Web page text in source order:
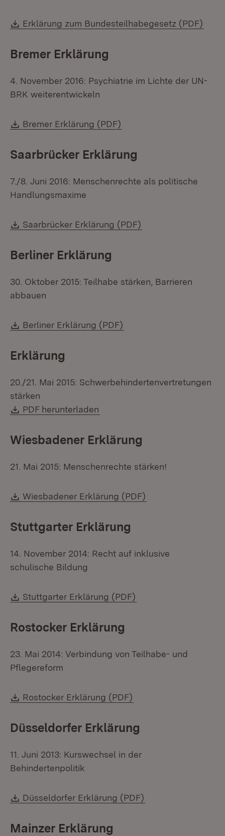
Download:
Erklärung zum Bundesteilhabegesetz (PDF)
Bremer Erklärung
4. November 2016: Psychiatrie im Lichte der UN-
BRK weiterentwickeln
Download:
Bremer Erklärung (PDF)
Saarbrücker Erklärung
7./8. Juni 2016: Menschenrechte als politische
Handlungsmaxime
Download:
Saarbrücker Erklärung (PDF)
Berliner Erklärung
30. Oktober 2015: Teilhabe stärken, Barrieren
abbauen
Download:
Berliner Erklärung (PDF)
Erklärung
20./21. Mai 2015: Schwerbehindertenvertretungen
stärken
Download:
PDF herunterladen
Wiesbadener Erklärung
21. Mai 2015: Menschenrechte stärken!
Download:
Wiesbadener Erklärung (PDF)
Stuttgarter Erklärung
14. November 2014: Recht auf inklusive
schulische Bildung
Download:
Stuttgarter Erklärung (PDF)
Rostocker Erklärung
23. Mai 2014: Verbindung von Teilhabe- und
Pflegereform
Download:
Rostocker Erklärung (PDF)
Düsseldorfer Erklärung
11. Juni 2013: Kurswechsel in der
Behindertenpolitik
Download:
Düsseldorfer Erklärung (PDF)
Mainzer Erklärung